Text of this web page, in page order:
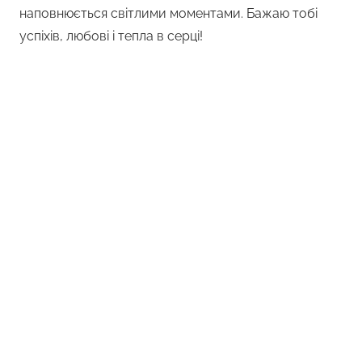
наповнюється світлими моментами. Бажаю тобі
успіхів, любові і тепла в серці!